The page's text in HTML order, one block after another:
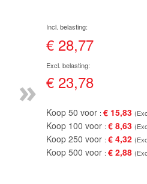
»
€ 28,77
€ 23,78
Koop 50 voor € 15,83
Koop 100 voor € 8,63
Koop 250 voor € 4,32
Koop 500 voor € 2,88